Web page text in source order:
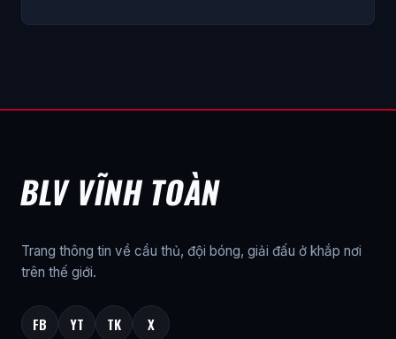
BLV VĨNH TOÀN
Trang thông tin về cầu thủ, đội bóng, giải đấu ở khắp nơi
trên thế giới.
FB YT TK X